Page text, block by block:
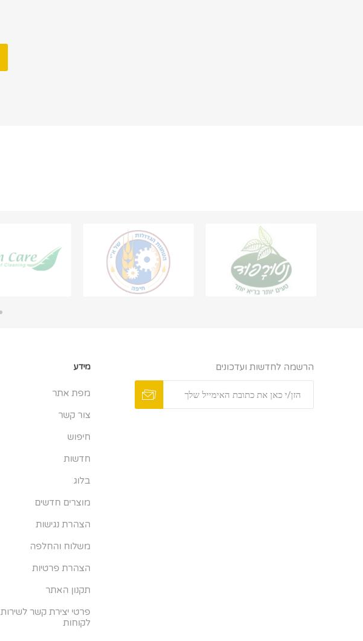
הרשמה לחדשות ועדכונים מידע
מפת אתר
צור קשר
חיפוש
חדשות
בלוג
מוצרים חדשים
הצהרת נגישות
משלוח והחלפה
הצהרת פרטיות
תקנון האתר
פרטי יצירת קשר לשירות
לקוחות